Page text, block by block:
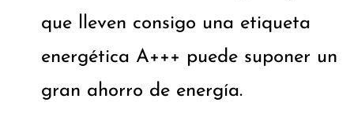
que lleven consigo una etiqueta
energética A+++ puede suponer un
gran ahorro de energía.